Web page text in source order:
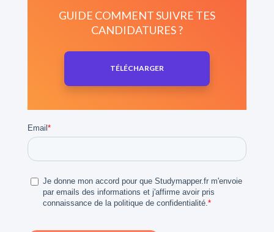
GUIDE COMMENT SUIVRE TES
CANDIDATURES ?
TÉLÉCHARGER